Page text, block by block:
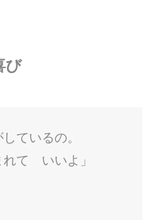
び
ているの。
れて いいよ」